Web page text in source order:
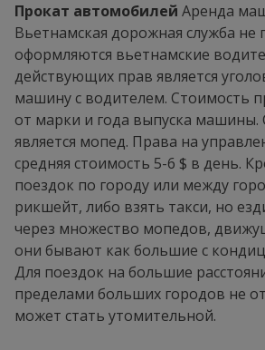
Прокат автомобилей Аренда
Вьетнамская дорожная служба
оформляются вьетнамские
действующих прав является
машину с водителем. Стоимость
от марки и года выпуска
является мопед. Права на
средняя стоимость 5-6 $ в день.
поездок по городу или между
рикшейт, либо взять такси, но
через множество мопедов,
они бывают как большие с
Для поездок на большие
пределами больших городов не
может стать утомительной.